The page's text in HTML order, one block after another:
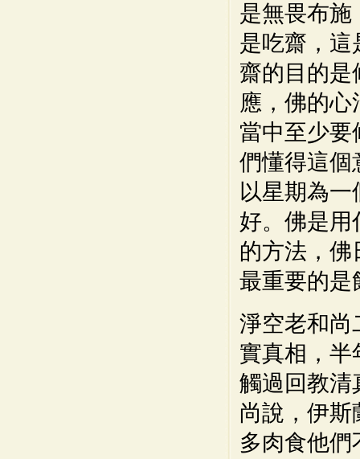
是無畏布施
是吃齋，這
齋的目的是
應，佛的
當中至少要
們懂得這個
以星期為
好。佛是用
的方法，
最重要的是
淨空老和尚
實真相，半
觸過回教清
尚說，伊
多肉食他